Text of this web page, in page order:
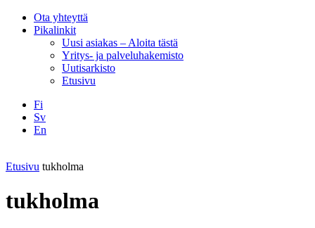
Ota yhteyttä
Pikalinkit
Uusi asiakas – Aloita tästä
Yritys- ja palveluhakemisto
Uutisarkisto
Etusivu
Fi
Sv
En
Etusivu tukholma
tukholma